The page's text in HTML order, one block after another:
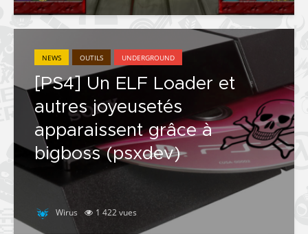
NEWS OUTILS UNDERGROUND
[PS4] Un ELF Loader et
autres joyeusetés
apparaissent grâce à
bigboss (psxdev)
Wirus 1 422 vues